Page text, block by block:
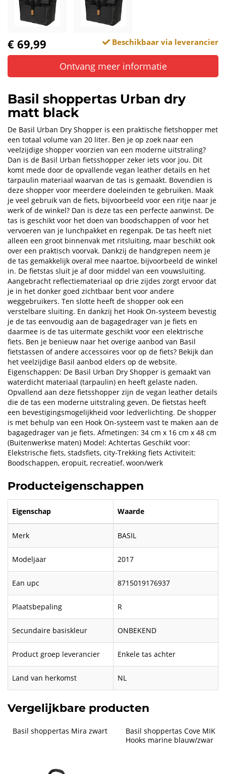
€ 69,99 Beschikbaar via leverancier
Ontvang meer informatie
Basil shoppertas Urban dry
matt black
De Basil Urban Dry Shopper is een praktische fietshopper met
een totaal volume van 20 liter. Ben je op zoek naar een
veelzijdige shopper voorzien van een moderne uitstraling?
Dan is de Basil Urban fietsshopper zeker iets voor jou. Dit
komt mede door de opvallende vegan leather details en het
tarpaulin materiaal waarvan de tas is gemaakt. Bovendien is
deze shopper voor meerdere doeleinden te gebruiken. Maak
je veel gebruik van de fiets, bijvoorbeeld voor een ritje naar je
werk of de winkel? Dan is deze tas een perfecte aanwinst. De
tas is geschikt voor het doen van boodschappen of voor het
vervoeren van je lunchpakket en regenpak. De tas heeft niet
alleen een groot binnenvak met ritsluiting, maar beschikt ook
over een praktisch voorvak. Dankzij de handgrepen neem je
de tas gemakkelijk overal mee naartoe, bijvoorbeeld de winkel
in. De fietstas sluit je af door middel van een vouwsluiting.
Aangebracht reflectiemateriaal op drie zijdes zorgt ervoor dat
je in het donker goed zichtbaar bent voor andere
weggebruikers. Ten slotte heeft de shopper ook een
verstelbare sluiting. En dankzij het Hook On-systeem bevestig
je de tas eenvoudig aan de bagagedrager van je fiets en
daarmee is de tas uitermate geschikt voor een elektrische
fiets. Ben je benieuw naar het overige aanbod van Basil
fietstassen of andere accessoires voor op de fiets? Bekijk dan
het veelzijdige Basil aanbod elders op de website.
Eigenschappen: De Basil Urban Dry Shopper is gemaakt van
waterdicht materiaal (tarpaulin) en heeft gelaste naden.
Opvallend aan deze fietsshopper zijn de vegan leather details
die de tas een moderne uitstraling geven. De fietstas heeft
een bevestigingsmogelijkheid voor ledverlichting. De shopper
is met behulp van een Hook On-systeem vast te maken aan de
bagagedrager van je fiets. Afmetingen: 34 cm x 16 cm x 48 cm
(Buitenwerkse maten) Model: Achtertas Geschikt voor:
Elekstrische fiets, stadsfiets, city-Trekking fiets Activiteit:
Boodschappen, eropuit, recreatief, woon/werk
Producteigenschappen
Eigenschap Waarde
Merk BASIL
Modeljaar 2017
Ean upc 8715019176937
Plaatsbepaling R
Secundaire basiskleur ONBEKEND
Product groep leverancier Enkele tas achter
Land van herkomst NL
Vergelijkbare producten
Basil shoppertas Mira zwart
Basil shoppertas Cove MIK
Hooks marine blauw/zwar